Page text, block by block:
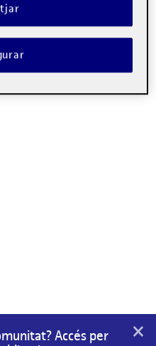
del proyecto …
Accés per
×